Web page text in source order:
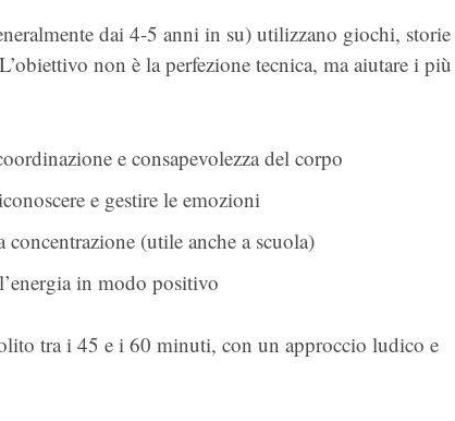
dai 4-5 anni in su) utilizzano giochi, storie
non è la perfezione tecnica, ma aiutare i più
e consapevolezza del corpo
e gestire le emozioni
(utile anche a scuola)
in modo positivo
tra i 45 e i 60 minuti, con un approccio ludico e